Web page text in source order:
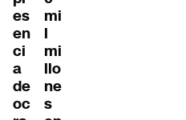
es
en
ci
a
de
oc
mi
l
mi
llo
ne
s